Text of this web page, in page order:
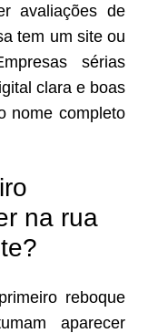
avaliações de
tem um site ou
sérias
clara e boas
nome completo
na rua
reboque
aparecer